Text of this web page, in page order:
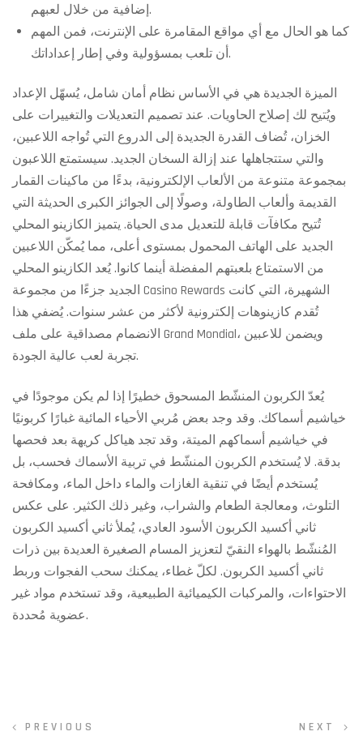
إضافية من خلال لعبهم.
كما هو الحال مع أي مواقع المقامرة على الإنترنت، فمن المهم
أن تلعب بمسؤولية وفي إطار إعداداتك.
الميزة الجديدة هي في الأساس نظام أمان شامل، يُسهّل الإعداد
ويُتيح لك إصلاح الحاويات. عند تصميم التعديلات والتغييرات على
الخزان، تُضاف القدرة الجديدة إلى الدروع التي تُواجه اللاعبين،
والتي ستتجاهلها عند إزالة السخان الجديد. سيستمتع اللاعبون
بمجموعة متنوعة من الألعاب الإلكترونية، بدءًا من ماكينات القمار
القديمة وألعاب الطاولة، وصولًا إلى الجوائز الكبرى الحديثة التي
تُتيح مكافآت قابلة للتعديل مدى الحياة. يتميز الكازينو المحلي
الجديد على الهاتف المحمول بمستوى أعلى، مما يُمكّن اللاعبين
من الاستمتاع بلعبتهم المفضلة أينما كانوا. يُعد الكازينو المحلي
الجديد جزءًا من مجموعة Casino Rewards الشهيرة، التي كانت
تُقدم كازينوهات إلكترونية لأكثر من عشر سنوات. يُضفي هذا
الانضمام مصداقية على ملف Grand Mondial، ويضمن للاعبين
تجربة لعب عالية الجودة.
يُعدّ الكربون المنشّط المسحوق خطيرًا إذا لم يكن موجودًا في
خياشيم أسماكك. وقد وجد بعض مُربي الأحياء المائية غبارًا كربونيًا
في خياشيم أسماكهم الميتة، وقد تجد هياكل كريهة بعد فحصها
بدقة. لا يُستخدم الكربون المنشّط في تربية الأسماك فحسب، بل
يُستخدم أيضًا في تنقية الغازات والماء داخل الماء، ومكافحة
التلوث، ومعالجة الطعام والشراب، وغير ذلك الكثير. على عكس
ثاني أكسيد الكربون الأسود العادي، يُملأ ثاني أكسيد الكربون
المُنشّط بالهواء النقيّ لتعزيز المسام الصغيرة العديدة بين ذرات
ثاني أكسيد الكربون. لكلّ غطاء، يمكنك سحب الفجوات وربط
الاحتواءات، والمركبات الكيميائية الطبيعية، وقد تستخدم مواد غير
عضوية مُحددة.
Navegação
PREVIOUS NEXT